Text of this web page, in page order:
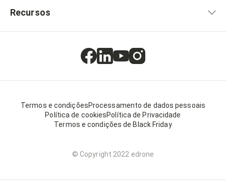
Recursos
Termos e condiçõesProcessamento de dados pessoais
Política de cookiesPolítica de Privacidade
Termos e condições de Black Friday
© Copyright 2022 edrone